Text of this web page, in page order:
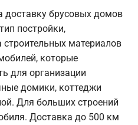
брусовых домов
постройки,
материалов
которые
для организации
домики, коттеджи
Для больших строений
Доставка до 500 км